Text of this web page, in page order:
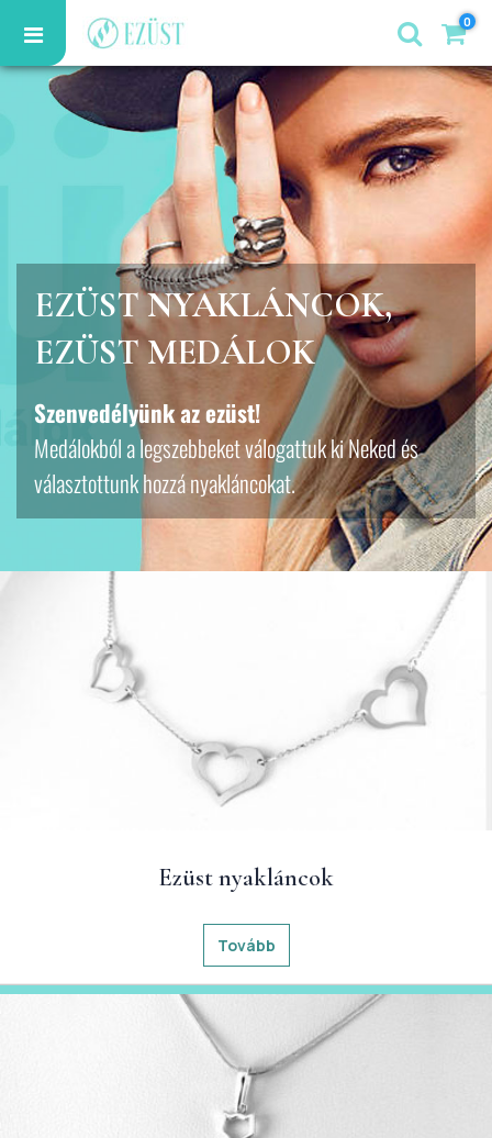
0
EZÜST NYAKLÁNCOK,
EZÜST MEDÁLOK
Szenvedélyünk az ezüst!
Medálokból a legszebbeket válogattuk ki Neked és
választottunk hozzá nyakláncokat.
Ezüst nyakláncok
Tovább